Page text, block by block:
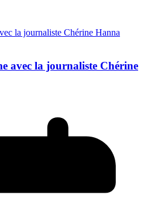
avec la journaliste Chérine